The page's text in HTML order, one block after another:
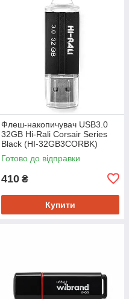
Флеш-накопичувач USB3.0
32GB Hi-Rali Corsair Series
Black (HI-32GB3CORBK)
Готово до відправки
410 ₴
Купити